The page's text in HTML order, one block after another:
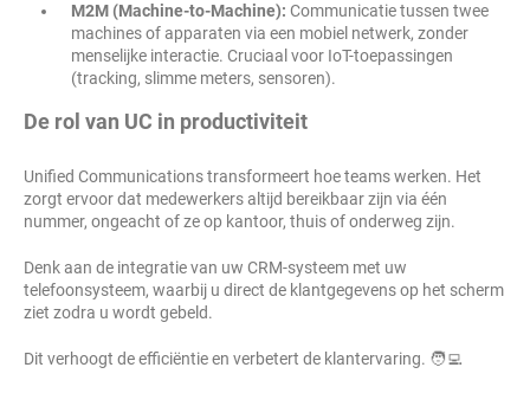
M2M (Machine-to-Machine): Communicatie tussen twee
machines of apparaten via een mobiel netwerk, zonder
menselijke interactie. Cruciaal voor IoT-toepassingen
(tracking, slimme meters, sensoren).
De rol van UC in productiviteit
Unified Communications transformeert hoe teams werken. Het
zorgt ervoor dat medewerkers altijd bereikbaar zijn via één
nummer, ongeacht of ze op kantoor, thuis of onderweg zijn.
Denk aan de integratie van uw CRM-systeem met uw
telefoonsysteem, waarbij u direct de klantgegevens op het scherm
ziet zodra u wordt gebeld.
Dit verhoogt de efficiëntie en verbetert de klantervaring. 🧑‍💻